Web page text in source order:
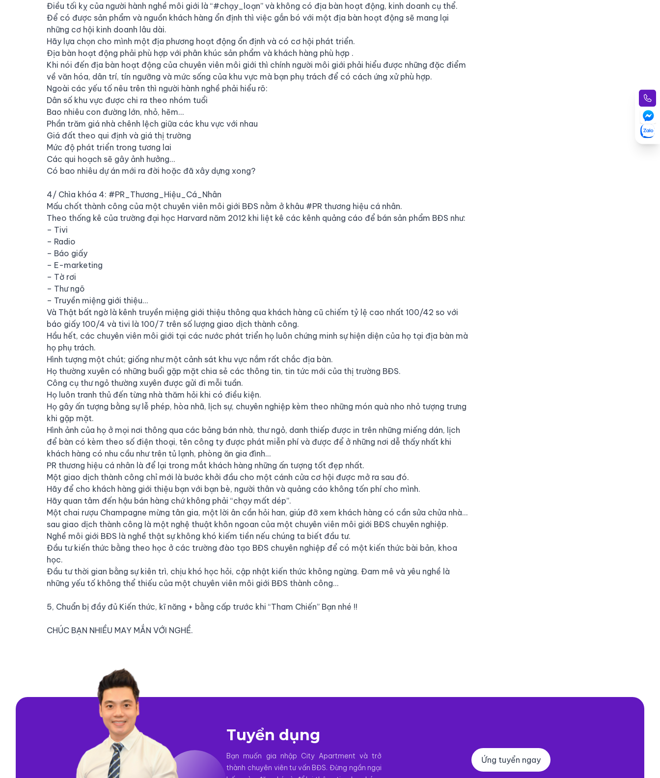
Điều tối kỵ của người hành nghề môi giới là “#chạy_loạn” và không có địa bàn hoạt động, kinh doanh cụ thể.
Để có được sản phẩm và nguồn khách hàng ổn định thì việc gắn bó với một địa bàn hoạt động sẽ mang lại
những cơ hội kinh doanh lâu dài.
Hãy lựa chọn cho mình một địa phương hoạt động ổn định và có cơ hội phát triển.
Địa bàn hoạt động phải phù hợp với phân khúc sản phẩm và khách hàng phù hợp .
Khi nói đến địa bàn hoạt động của chuyên viên môi giới thì chính người môi giới phải hiểu được những đặc điểm
về văn hóa, dân trí, tín ngưỡng và mức sống của khu vực mà bạn phụ trách để có cách ứng xử phù hợp.
Ngoài các yếu tố nêu trên thì người hành nghề phải hiểu rõ:
Dân số khu vực được chi ra theo nhóm tuổi
Bao nhiêu con đường lớn, nhỏ, hẽm…
Phần trăm giá nhà chênh lệch giữa các khu vực với nhau
Giá đất theo qui định và giá thị trường
Mức độ phát triển trong tương lai
Các qui hoạch sẽ gây ảnh hưởng…
Có bao nhiêu dự án mới ra đời hoặc đã xây dựng xong?
4/ Chìa khóa 4: #PR_Thương_Hiệu_Cá_Nhân
Mấu chốt thành công của một chuyên viên môi giới BĐS nằm ở khâu #PR thương hiệu cá nhân.
Theo thống kê của trường đại học Harvard năm 2012 khi liệt kê các kênh quảng cáo để bán sản phẩm BĐS như:
– Tivi
– Radio
– Báo giấy
– E-marketing
– Tờ rơi
– Thư ngõ
– Truyền miệng giới thiệu…
Và Thật bất ngờ là kênh truyền miệng giới thiệu thông qua khách hàng cũ chiếm tỷ lệ cao nhất 100/42 so với
báo giấy 100/4 và tivi là 100/7 trên số lượng giao dịch thành công.
Hầu hết, các chuyên viên môi giới tại các nước phát triển họ luôn chứng minh sự hiện diện của họ tại địa bàn mà
họ phụ trách.
Hình tượng một chút; giống như một cảnh sát khu vực nắm rất chắc địa bàn.
Họ thường xuyên có những buổi gặp mặt chia sẻ các thông tin, tin tức mới của thị trường BĐS.
Công cụ thư ngỏ thường xuyên được gửi đi mỗi tuần.
Họ luôn tranh thủ đến từng nhà thăm hỏi khi có điều kiện.
Họ gây ấn tượng bằng sự lễ phép, hòa nhã, lịch sự, chuyên nghiệp kèm theo những món quà nho nhỏ tượng trưng
khi gặp mặt.
Hình ảnh của họ ở mọi nơi thông qua các bảng bán nhà, thư ngỏ, danh thiếp được in trên những miếng dán, lịch
để bàn có kèm theo số điện thoại, tên công ty được phát miễn phí và được để ở những nơi dễ thấy nhất khi
khách hàng có nhu cầu như trên tủ lạnh, phòng ăn gia đình…
PR thương hiệu cá nhân là để lại trong mắt khách hàng những ấn tượng tốt đẹp nhất.
Một giao dịch thành công chỉ mới là bước khởi đầu cho một cánh cửa cơ hội được mở ra sau đó.
Hãy để cho khách hàng giới thiệu bạn với bạn bè, người thân và quảng cáo không tốn phí cho mình.
Hãy quan tâm đến hậu bán hàng chứ không phải “chạy mất dép”.
Một chai rượu Champagne mừng tân gia, một lời ân cần hỏi han, giúp đỡ xem khách hàng có cần sửa chửa nhà…
sau giao dịch thành công là một nghệ thuật khôn ngoan của một chuyên viên môi giới BĐS chuyên nghiệp.
Nghề môi giới BĐS là nghề thật sự không khó kiếm tiền nếu chúng ta biết đầu tư.
Đầu tư kiến thức bằng theo học ở các trường đào tạo BĐS chuyên nghiệp để có một kiến thức bài bản, khoa
học.
Đầu tư thời gian bằng sự kiên trì, chịu khó học hỏi, cập nhật kiến thức không ngừng. Đam mê và yêu nghề là
những yếu tố không thể thiếu của một chuyên viên môi giới BĐS thành công…
5, Chuẩn bị đầy đủ Kiến thức, kĩ năng + bằng cấp trước khi “Tham Chiến” Bạn nhé !!
CHÚC BẠN NHIỀU MAY MẮN VỚI NGHỀ.
Tuyển dụng
Bạn muốn gia nhập City Apartment và trở
thành chuyên viên tư vấn BĐS. Đừng ngần ngại
Ứng tuyển ngay